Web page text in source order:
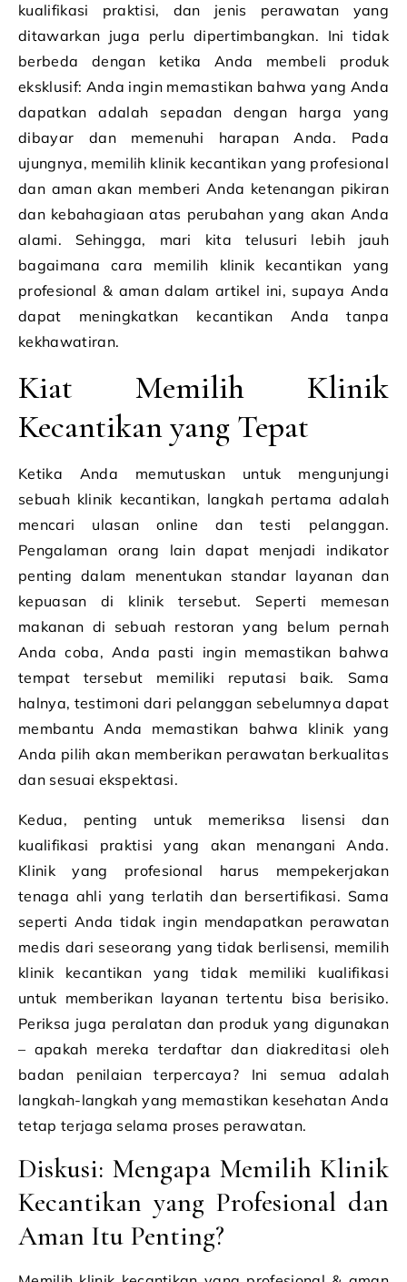
kualifikasi praktisi, dan jenis perawatan yang
ditawarkan juga perlu dipertimbangkan. Ini tidak
berbeda dengan ketika Anda membeli produk
eksklusif: Anda ingin memastikan bahwa yang Anda
dapatkan adalah sepadan dengan harga yang
dibayar dan memenuhi harapan Anda. Pada
ujungnya, memilih klinik kecantikan yang profesional
dan aman akan memberi Anda ketenangan pikiran
dan kebahagiaan atas perubahan yang akan Anda
alami. Sehingga, mari kita telusuri lebih jauh
bagaimana cara memilih klinik kecantikan yang
profesional & aman dalam artikel ini, supaya Anda
dapat meningkatkan kecantikan Anda tanpa
kekhawatiran.
Kiat Memilih Klinik
Kecantikan yang Tepat
Ketika Anda memutuskan untuk mengunjungi
sebuah klinik kecantikan, langkah pertama adalah
mencari ulasan online dan testi pelanggan.
Pengalaman orang lain dapat menjadi indikator
penting dalam menentukan standar layanan dan
kepuasan di klinik tersebut. Seperti memesan
makanan di sebuah restoran yang belum pernah
Anda coba, Anda pasti ingin memastikan bahwa
tempat tersebut memiliki reputasi baik. Sama
halnya, testimoni dari pelanggan sebelumnya dapat
membantu Anda memastikan bahwa klinik yang
Anda pilih akan memberikan perawatan berkualitas
dan sesuai ekspektasi.
Kedua, penting untuk memeriksa lisensi dan
kualifikasi praktisi yang akan menangani Anda.
Klinik yang profesional harus mempekerjakan
tenaga ahli yang terlatih dan bersertifikasi. Sama
seperti Anda tidak ingin mendapatkan perawatan
medis dari seseorang yang tidak berlisensi, memilih
klinik kecantikan yang tidak memiliki kualifikasi
untuk memberikan layanan tertentu bisa berisiko.
Periksa juga peralatan dan produk yang digunakan
– apakah mereka terdaftar dan diakreditasi oleh
badan penilaian terpercaya? Ini semua adalah
langkah-langkah yang memastikan kesehatan Anda
tetap terjaga selama proses perawatan.
Diskusi: Mengapa Memilih Klinik
Kecantikan yang Profesional dan
Aman Itu Penting?